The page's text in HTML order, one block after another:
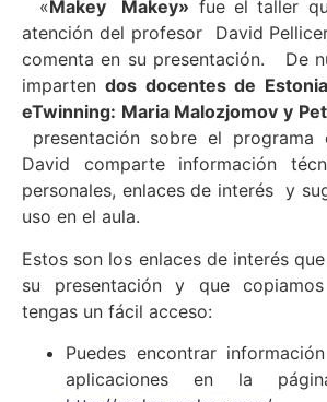
«Makey Makey» fue el taller
atención del profesor David
comenta en su presentación. De
impartendos docentes de Estonia
eTwinning: Maria Malozjomov y
presentación sobre el programa
David comparte información
personales, enlaces de interés y
uso en el aula.
Estos son los enlaces de interés
su presentación y que
tengas un fácil acceso:
Puedes encontrar
aplicaciones en la